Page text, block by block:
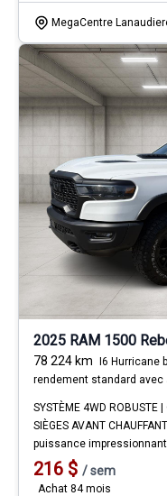
MegaCentre
2025 RAM 1500
78 224 km I6 Hurricane
rendement standard avec
SYSTÈME 4WD ROBUSTE |
SIÈGES AVANT
puissance
216 $ /sem
Achat 84 mois